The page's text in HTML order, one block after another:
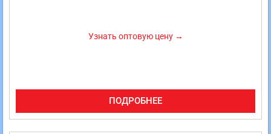
Узнать оптовую цену →
ПОДРОБНЕЕ